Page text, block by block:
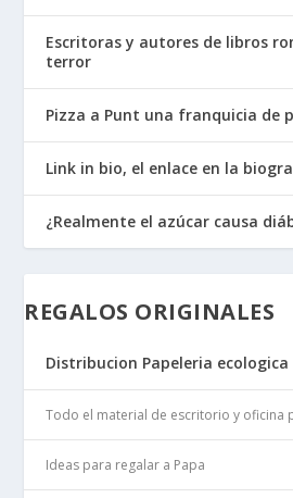
Escritoras y autores de libros
terror
Pizza a Punt una franquicia de
Link in bio, el enlace en la
¿Realmente el azúcar causa
REGALOS ORIGINALES
Distribucion Papeleria ecologica
Todo el material de escritorio y oficina
Ideas para regalar a Papa